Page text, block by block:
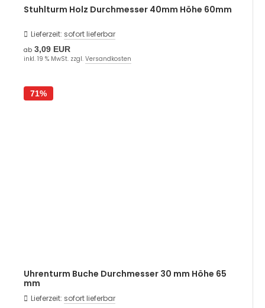
Stuhlturm Holz Durchmesser 40mm Höhe 60mm
Lieferzeit: sofort lieferbar
ab 3,09 EUR
inkl. 19 % MwSt. zzgl. Versandkosten
Uhrenturm Buche Durchmesser 30 mm Höhe 65
mm
Lieferzeit: sofort lieferbar
71%